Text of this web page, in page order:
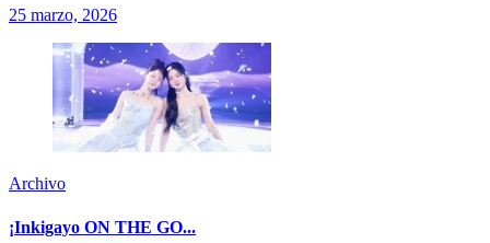
25 marzo, 2026
Archivo
¡Inkigayo ON THE GO...